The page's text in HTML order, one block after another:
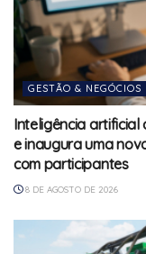
GESTÃO & NEGÓCIOS
Inteligência
e inaugura uma
com participantes
8 DE AGOSTO DE 2026